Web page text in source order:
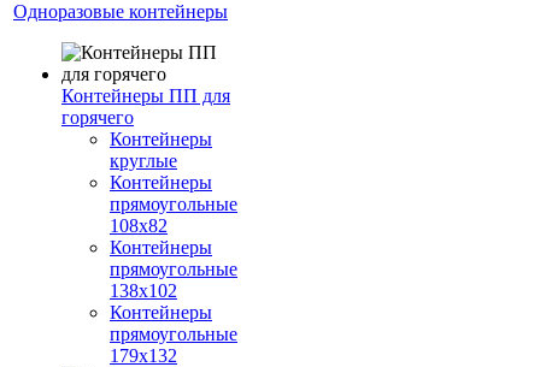
Одноразовые контейнеры
Контейнеры ПП для
горячего
Контейнеры
круглые
Контейнеры
прямоугольные
108х82
Контейнеры
прямоугольные
138х102
Контейнеры
прямоугольные
179х132